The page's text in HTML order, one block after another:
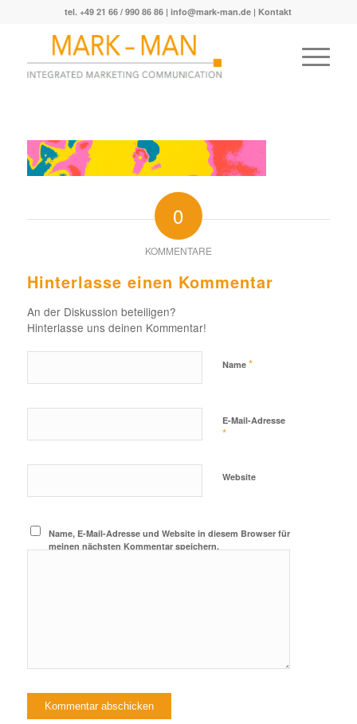
tel. +49 21 66 / 990 86 86 |info@mark-man.de | Kontakt
0
KOMMENTARE
Hinterlasse einen Kommentar
An der Diskussion beteiligen?
Hinterlasse uns deinen Kommentar!
Name *
E-Mail-Adresse
*
Website
Name, E-Mail-Adresse und Website in diesem Browser für
meinen nächsten Kommentar speichern.